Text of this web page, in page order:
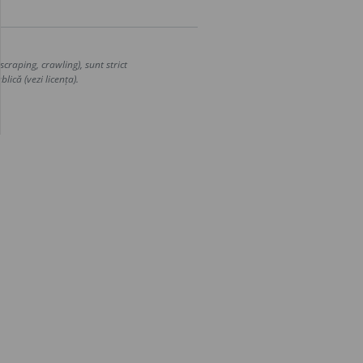
crawling), sunt strict
(vezi licența).